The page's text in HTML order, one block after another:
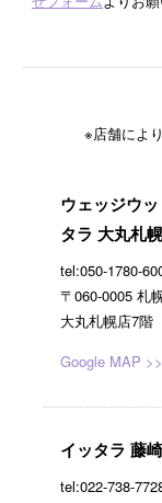
※店舗によ
ウェッジウ
タラ 大丸札
tel:050-1780-
〒060-0005 札
大丸札幌店7階
Google MAP >>
イッタラ 藤
tel:022-738-